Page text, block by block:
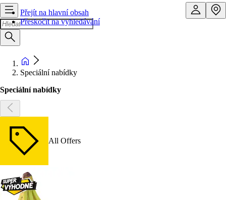
Přejít na hlavní obsah
Přeskočit na vyhledávání
Speciální nabídky
Speciální nabídky
All Offers